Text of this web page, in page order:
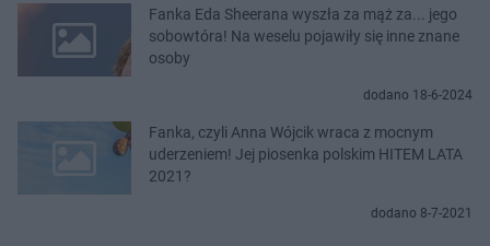
Fanka Eda Sheerana wyszła za mąż za... jego
sobowtóra! Na weselu pojawiły się inne znane
osoby
dodano 18-6-2024
Fanka, czyli Anna Wójcik wraca z mocnym
uderzeniem! Jej piosenka polskim HITEM LATA
2021?
dodano 8-7-2021